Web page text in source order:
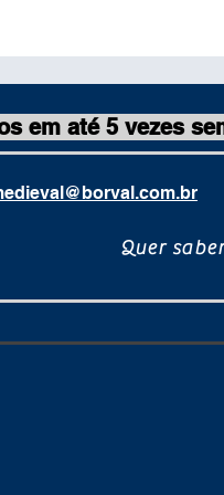
em até 5 vezes
Quer